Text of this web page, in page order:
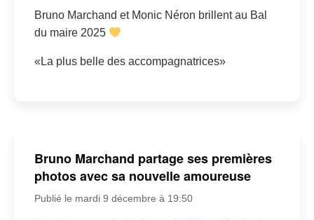
Bruno Marchand et Monic Néron brillent au Bal
du maire 2025
«La plus belle des accompagnatrices»
Bruno Marchand partage ses premières
photos avec sa nouvelle amoureuse
Publié le mardi 9 décembre à 19:50